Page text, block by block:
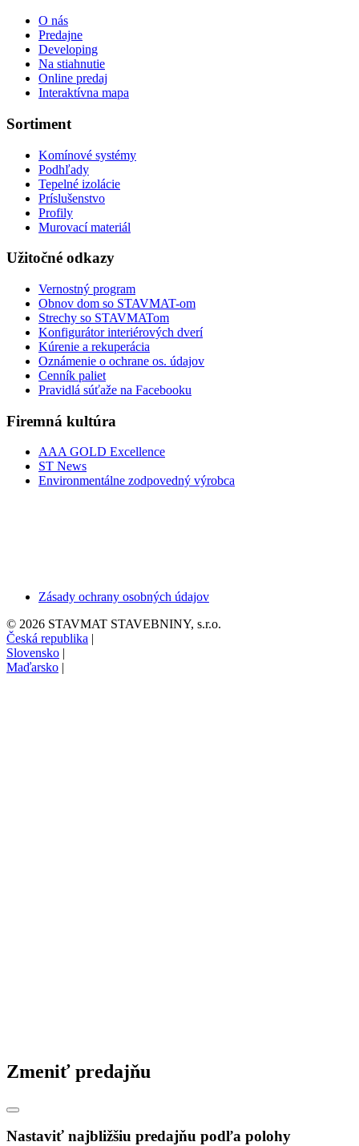
O nás
Predajne
Developing
Na stiahnutie
Online predaj
Interaktívna mapa
Sortiment
Komínové systémy
Podhľady
Tepelné izolácie
Príslušenstvo
Profily
Murovací materiál
Užitočné odkazy
Vernostný program
Obnov dom so STAVMAT-om
Strechy so STAVMATom
Konfigurátor interiérových dverí
Kúrenie a rekuperácia
Oznámenie o ochrane os. údajov
Cenník paliet
Pravidlá súťaže na Facebooku
Firemná kultúra
AAA GOLD Excellence
ST News
Environmentálne zodpovedný výrobca
Zásady ochrany osobných údajov
© 2026 STAVMAT STAVEBNINY, s.r.o.
Česká republika |
Slovensko |
Maďarsko |
Zmeniť predajňu
Nastaviť najbližšiu predajňu podľa polohy